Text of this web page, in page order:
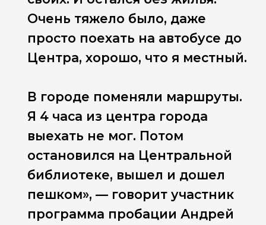
Очень тяжело было, даже
просто поехать на автобусе до
Центра, хорошо, что я местный.
В городе поменяли маршруты.
Я 4 часа из центра города
выехать не мог. Потом
остановился на Центральной
библиотеке, вышел и дошел
пешком», — говорит участник
программа пробации Андрей